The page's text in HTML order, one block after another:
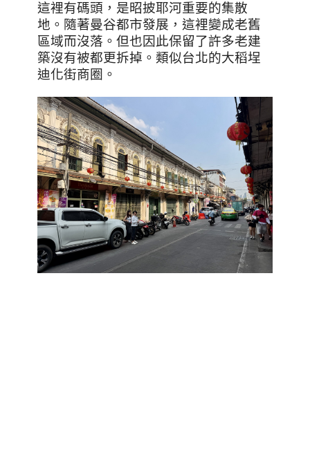
這裡有碼頭，是昭披耶河重要的集散
地。隨著曼谷都市發展，這裡變成老舊
區域而沒落。但也因此保留了許多老建
築沒有被都更拆掉。類似台北的大稻埕
迪化街商圈。